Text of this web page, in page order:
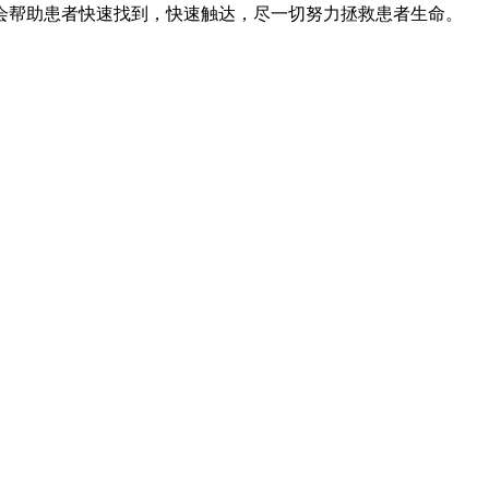
患者快速找到，快速触达，尽一切努力拯救患者生命。